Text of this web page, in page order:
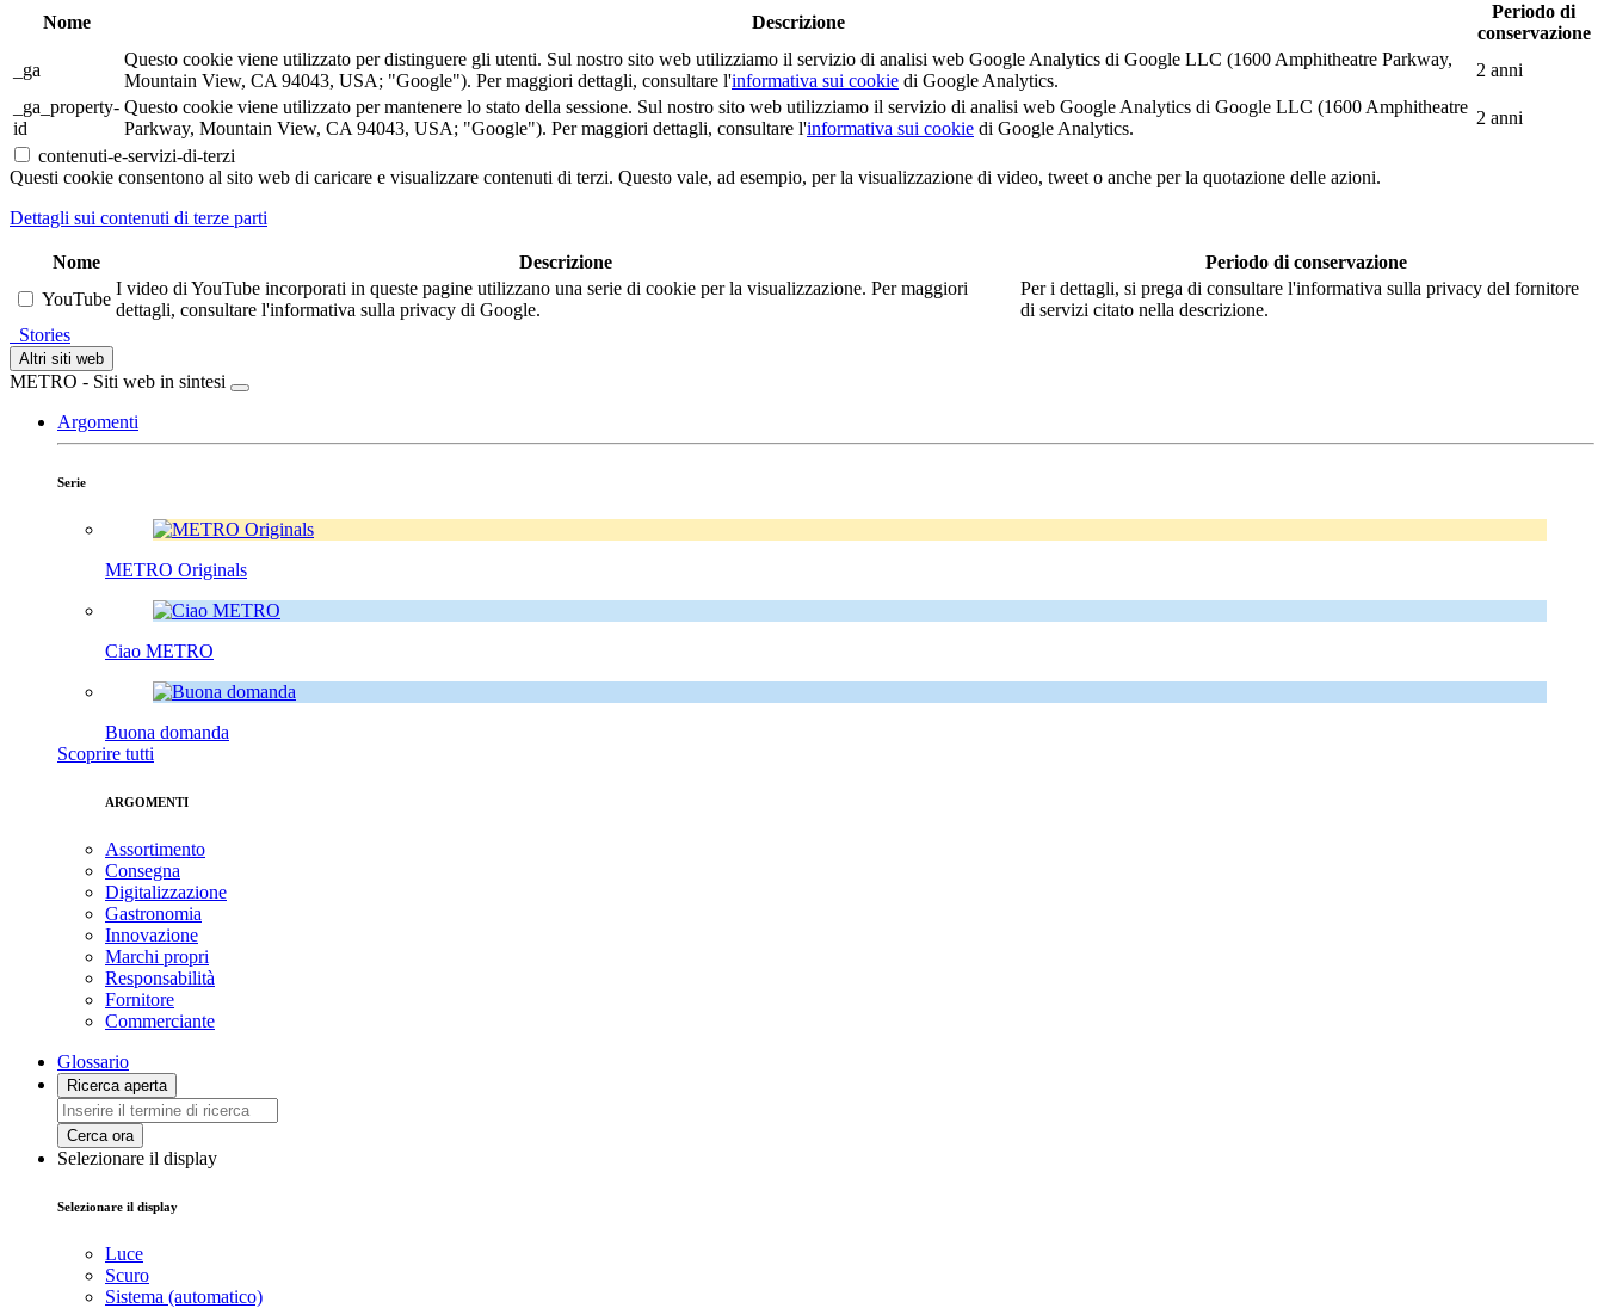
Nome Descrizione
Periodo di
conservazione
_ga
Questo cookie viene utilizzato per distinguere gli utenti. Sul nostro sito web utilizziamo il servizio di analisi web Google Analytics di Google LLC (1600 Amphitheatre Parkway,
Mountain View, CA 94043, USA; "Google"). Per maggiori dettagli, consultare l'informativa sui cookie di Google Analytics.
2 anni
_ga_property-
id
Questo cookie viene utilizzato per mantenere lo stato della sessione. Sul nostro sito web utilizziamo il servizio di analisi web Google Analytics di Google LLC (1600 Amphitheatre
Parkway, Mountain View, CA 94043, USA; "Google"). Per maggiori dettagli, consultare l'informativa sui cookie di Google Analytics.
2 anni
contenuti-e-servizi-di-terzi
Questi cookie consentono al sito web di caricare e visualizzare contenuti di terzi. Questo vale, ad esempio, per la visualizzazione di video, tweet o anche per la quotazione delle azioni.
Dettagli sui contenuti di terze parti
Nome Descrizione
Periodo di conservazione
YouTube
I video di YouTube incorporati in queste pagine utilizzano una serie di cookie per la visualizzazione. Per maggiori
dettagli, consultare l'informativa sulla privacy di Google.
Per i dettagli, si prega di consultare l'informativa sulla privacy del fornitore
di servizi citato nella descrizione.
Stories
Altri siti web
METRO - Siti web in sintesi
Argomenti
Serie
METRO Originals
Ciao METRO
Buona domanda
Scoprire tutti
ARGOMENTI
Assortimento
Consegna
Digitalizzazione
Gastronomia
Innovazione
Marchi propri
Responsabilità
Fornitore
Commerciante
Glossario
Ricerca aperta
Cerca ora
Selezionare il display
Selezionare il display
Luce
Scuro
Sistema (automatico)